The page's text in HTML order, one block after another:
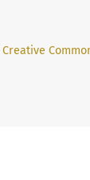
Creative